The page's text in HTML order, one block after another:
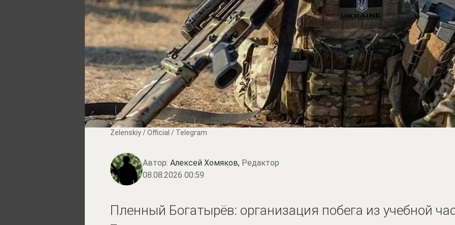
Zеlеnskiу / Оfficiаl / Telegram
Автор: Алексей Хомяков, Редактор
08.08.2026 00:59
Пленный Богатырёв: организация побега из учебной